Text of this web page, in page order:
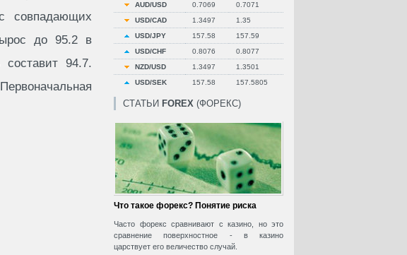
совпадающих
до 95.2 в
94.7.
AUD/USD
0.7069
0.7071
USD/CAD
1.3497
1.35
USD/JPY
157.58
157.59
USD/CHF
0.8076
0.8077
NZD/USD
1.3497
1.3501
USD/SEK
157.58 157.5805
СТАТЬИ FOREX (ФОРЕКС)
Что такое форекс? Понятие риска
Часто форекс сравнивают с казино, но это
сравнение поверхностное - в казино
царствует его величество случай.